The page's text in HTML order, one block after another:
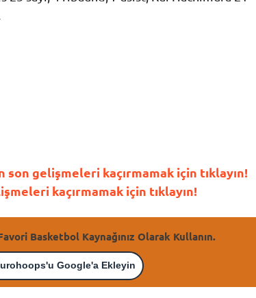
gelişmeleri kaçırmamak için tıklayın!
kaçırmamak için tıklayın!
Basketbol Kaynağınız Olarak Kullanın.
Google'a Ekleyin